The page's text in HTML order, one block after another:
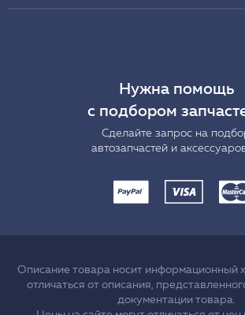
Нужна помощь
с подбором
Сделайте запрос на
автозапчастей и
Описание товара носит информационный
отличаться от описания,
документации товара.